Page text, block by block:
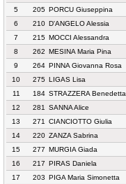
5
205 PORCU Giuseppina
6
210 D'ANGELO Alessia
7
215 MOCCI Alessandra
8
262 MESINA Maria Pina
9
264 PINNA Giovanna Rosa
10
275 LIGAS Lisa
11
184 STRAZZERA Benedetta
12
281 SANNA Alice
13
271 CIANCIOTTO Giulia
14
220 ZANZA Sabrina
15
277 MURGIA Giada
16
217 PIRAS Daniela
17
203 PIGA Maria Simonetta